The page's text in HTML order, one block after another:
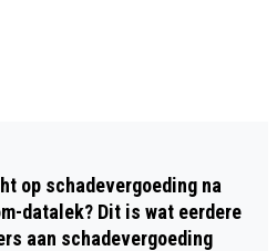
op schadevergoeding na
datalek? Dit is wat eerdere
aan schadevergoeding